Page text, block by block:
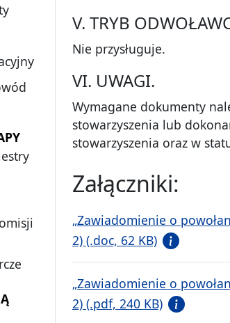
V. TRYB
Nie przysługuje.
VI. UWAGI.
Wymagane dokumenty
stowarzyszenia lub
stowarzyszenia oraz w
Załączniki:
„Zawiadomienie o
2) (.doc, 62 KB)
„Zawiadomienie o
2) (.pdf, 240 KB)